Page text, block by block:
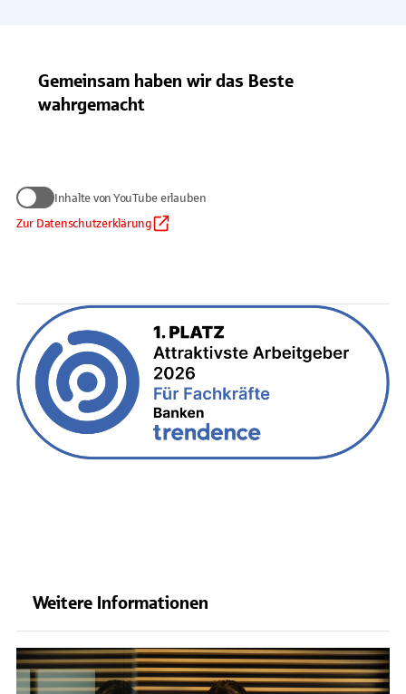
Gemeinsam haben wir das Beste
wahrgemacht
Inhalte von YouTube erlauben
Zur Datenschutzerklärung
zum Anzeigen von YouTube-Videos
Daten werden nur an Google übermittelt, soweit dies für die
Einbindung von YouTube erforderlich ist. Informationen finden
Länder ohne der EU gleichwertiges Datenschutzniveau (z. B.
USA). Informationen finden Sie in der Google-
Datenschutzerklärung.
Inhalte von YouTube erlauben
Weitere Informationen